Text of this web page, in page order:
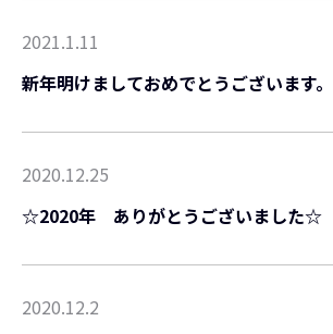
2021.1.11
新年明けましておめでとうございます。
2020.12.25
☆2020年 ありがとうございました☆
2020.12.2